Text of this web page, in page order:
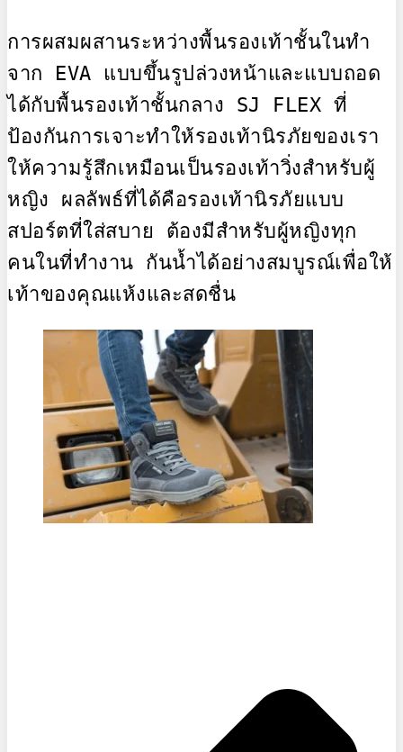
การผสมผสานระหว่างพื้นรองเท้าชั้นในทำ
จาก EVA แบบขึ้นรูปล่วงหน้าและแบบถอด
ได้กับพื้นรองเท้าชั้นกลาง SJ FLEX ที่
ป้องกันการเจาะทำให้รองเท้านิรภัยของเรา
ให้ความรู้สึกเหมือนเป็นรองเท้าวิ่งสำหรับผู้
หญิง ผลลัพธ์ที่ได้คือรองเท้านิรภัยแบบ
สปอร์ตที่ใส่สบาย ต้องมีสำหรับผู้หญิงทุก
คนในที่ทำงาน กันน้ำได้อย่างสมบูรณ์เพื่อให้